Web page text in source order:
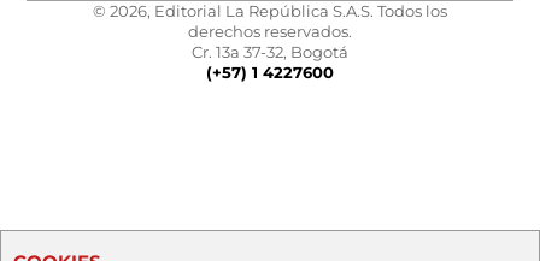
© 2026, Editorial La República S.A.S. Todos los
derechos reservados.
Cr. 13a 37-32, Bogotá
(+57) 1 4227600